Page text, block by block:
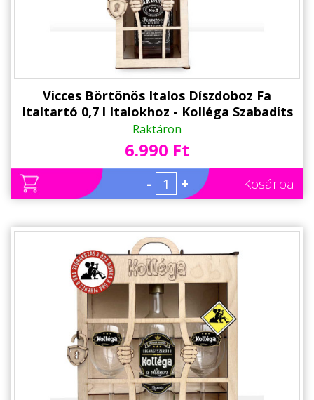
Vicces Börtönös Italos Díszdoboz Fa
Italtartó 0,7 l Italokhoz - Kolléga Szabadíts
ki! felirattal Gravírozva - Ajándék
Kollégának
Raktáron
6.990 Ft
- + Kosárba